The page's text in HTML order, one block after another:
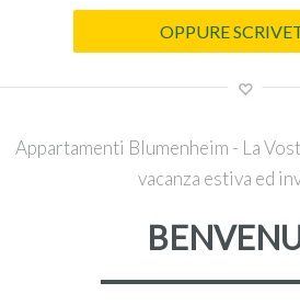
OPPURE
Appartamenti Blumenheim - La
vacanza estiva ed